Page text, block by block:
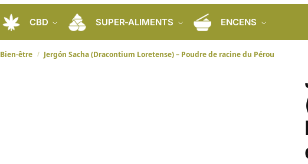
CBD SUPER-ALIMENTS ENCENS
Bien-être / Jergón Sacha (Dracontium Loretense) – Poudre de racine du Pérou